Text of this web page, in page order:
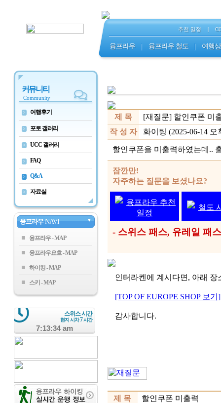
추천 일정 |
융프라우 | 융프라우 철도 | 여행
커뮤니티
Community
> 여행후기
> 포토 갤러리
> UCC 갤러리
> FAQ
> Q&A
> 자료실
융프라우 NAVI ▼
융프라우
융프라우요흐
하이킹
스키
스위스 시간
현지 시차7시간
7:13:34 am
제 목
[재질문] 할인쿠폰 미
작 성 자
화이팅 (2025-06-14 오
할인쿠폰을 미출력하였는데..
잠깐만!
자주하는 질문을 보셨나요?
융프라우 추천
일정
철도
- 스위스 패스, 유레일 패
인터라켄에 계시다면, 아래
[TOP OF EUROPE SHOP 보기]
감사합니다.
제 목
할인쿠폰 미출력